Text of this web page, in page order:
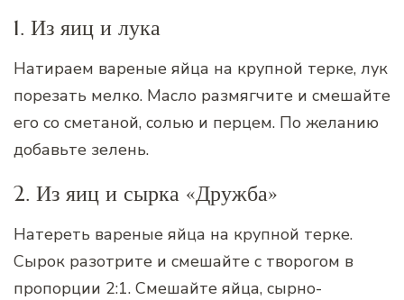
1. Из яиц и лука
Натираем вареные яйца на крупной терке, лук
порезать мелко. Масло размягчите и смешайте
его со сметаной, солью и перцем. По желанию
добавьте зелень.
2. Из яиц и сырка «Дружба»
Натереть вареные яйца на крупной терке.
Сырок разотрите и смешайте с творогом в
пропорции 2:1. Смешайте яйца, сырно-